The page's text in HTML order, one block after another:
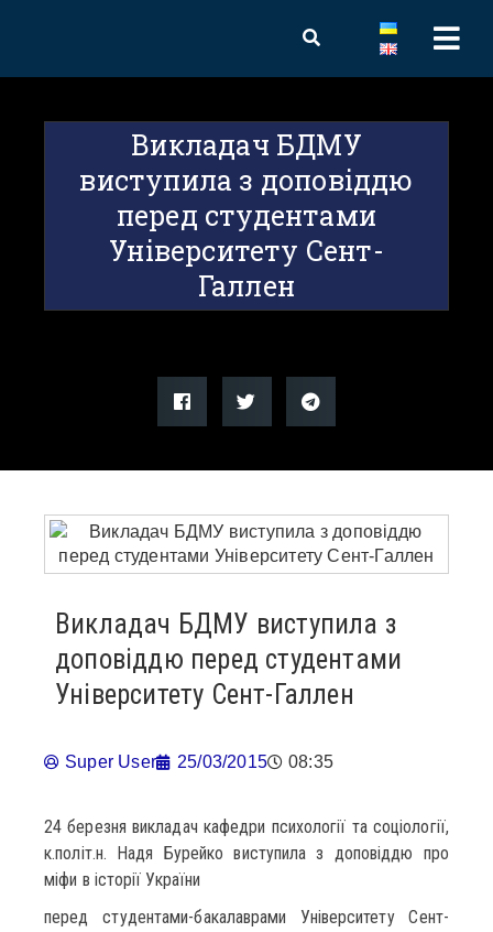
Викладач БДМУ
виступила з доповіддю
перед студентами
Університету Сент-
Галлен
Викладач БДМУ виступила з
доповіддю перед студентами
Університету Сент-Галлен
Super User 25/03/2015 08:35
24 березня викладач кафедри психології та соціології,
к.політ.н. Надя Бурейко виступила з доповіддю про
міфи в історії України
перед студентами-бакалаврами Університету Сент-